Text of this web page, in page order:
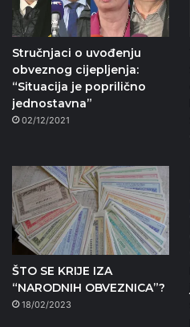
Stručnjaci o uvođenju
obveznog cijepljenja:
“Situacija je poprilično
jednostavna”
02/12/2021
ŠTO SE KRIJE IZA
“NARODNIH OBVEZNICA”?
18/02/2023